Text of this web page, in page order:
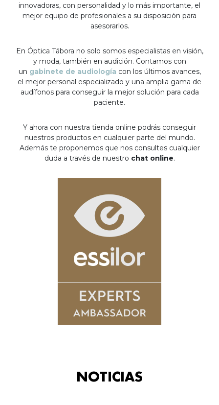
innovadoras, con personalidad y lo más importante, el
mejor equipo de profesionales a su disposición para
asesorarlos.
En Óptica Tábora no solo somos especialistas en visión,
y moda, también en audición. Contamos con
un gabinete de audiología con los últimos avances,
el mejor personal especializado y una amplia gama de
audífonos para conseguir la mejor solución para cada
paciente.
Y ahora con nuestra tienda online podrás conseguir
nuestros productos en cualquier parte del mundo.
Además te proponemos que nos consultes cualquier
duda a través de nuestro chat online.
NOTICIAS